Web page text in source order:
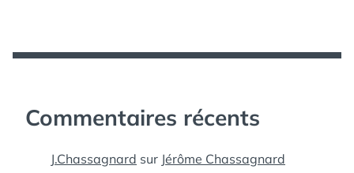
Commentaires récents
J.Chassagnard sur Jérôme Chassagnard